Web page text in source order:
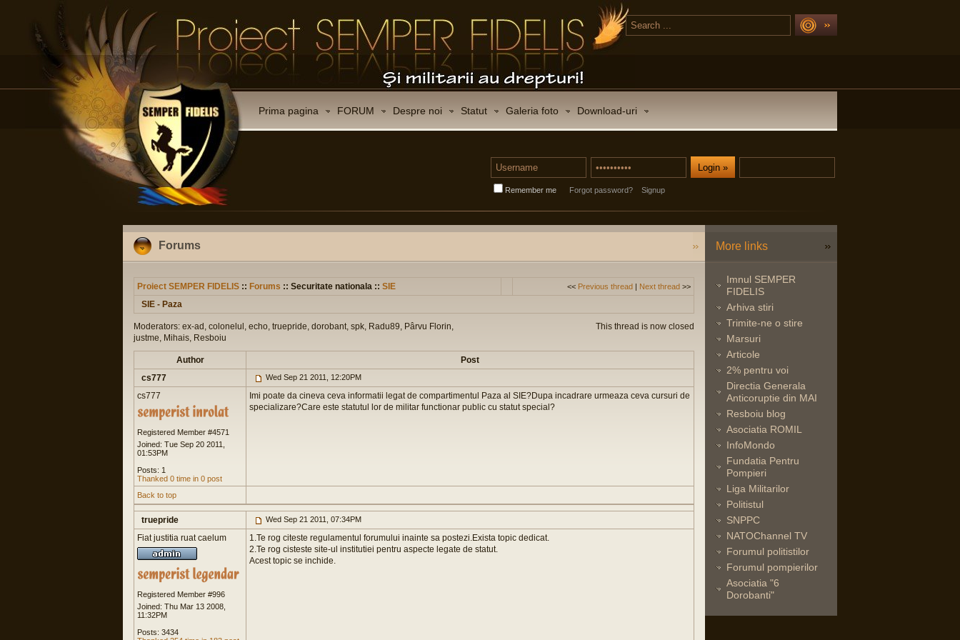
Prima pagina FORUM Despre noi Statut Galeria foto Download-uri
Remember me Forgot password? Signup
Forums
Proiect SEMPER FIDELIS :: Forums :: Securitate nationala :: SIE << Previous thread | Next thread >>
SIE - Paza
Moderators: ex-ad, colonelul, echo, truepride, dorobant, spk, Radu89, Pârvu Florin,
justme, Mihais, Resboiu
This thread is now closed
Author
Post
cs777
Wed Sep 21 2011, 12:20PM
cs777
Registered Member #4571
Joined: Tue Sep 20 2011,
01:53PM
Posts: 1
Thanked 0 time in 0 post
Imi poate da cineva ceva informatii legat de compartimentul Paza al SIE?Dupa incadrare urmeaza ceva cursuri de
specializare?Care este statutul lor de militar functionar public cu statut special?
Back to top
truepride Wed Sep 21 2011, 07:34PM
Fiat justitia ruat caelum
Registered Member #996
Joined: Thu Mar 13 2008,
11:32PM
Posts: 3434
1.Te rog citeste regulamentul forumului inainte sa postezi.Exista topic dedicat.
2.Te rog cisteste site-ul institutiei pentru aspecte legate de statut.
Acest topic se inchide.
More links
Imnul SEMPER
FIDELIS
Arhiva stiri
Trimite-ne o stire
Marsuri
Articole
2% pentru voi
Directia Generala
Anticoruptie din MAI
Resboiu blog
Asociatia ROMIL
InfoMondo
Fundatia Pentru
Pompieri
Liga Militarilor
Politistul
SNPPC
NATOChannel TV
Forumul politistilor
Forumul pompierilor
Asociatia "6
Dorobanti"